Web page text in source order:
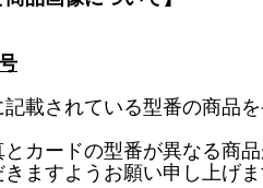
載されている型番の商品を
カードの型番が異なる商
きますようお願い申し上げま